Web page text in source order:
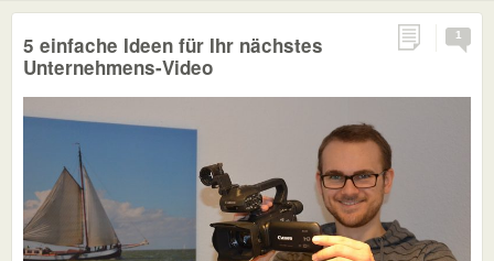
1
5 einfache Ideen für Ihr nächstes
Unternehmens-Video